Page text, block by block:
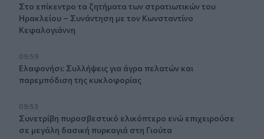
Στο επίκεντρο τα ζητήματα των στρατιωτικών του
Ηρακλείου – Συνάντηση με τον Κωνσταντίνο
Κεφαλογιάννη
09:59
Ελαφονήσι: Συλλήψεις για άγρα πελατών και
παρεμπόδιση της κυκλοφορίας
09:53
Συνετρίβη πυροσβεστικό ελικόπτερο ενώ επιχειρούσε
σε μεγάλη δασική πυρκαγιά στη Γιούτα